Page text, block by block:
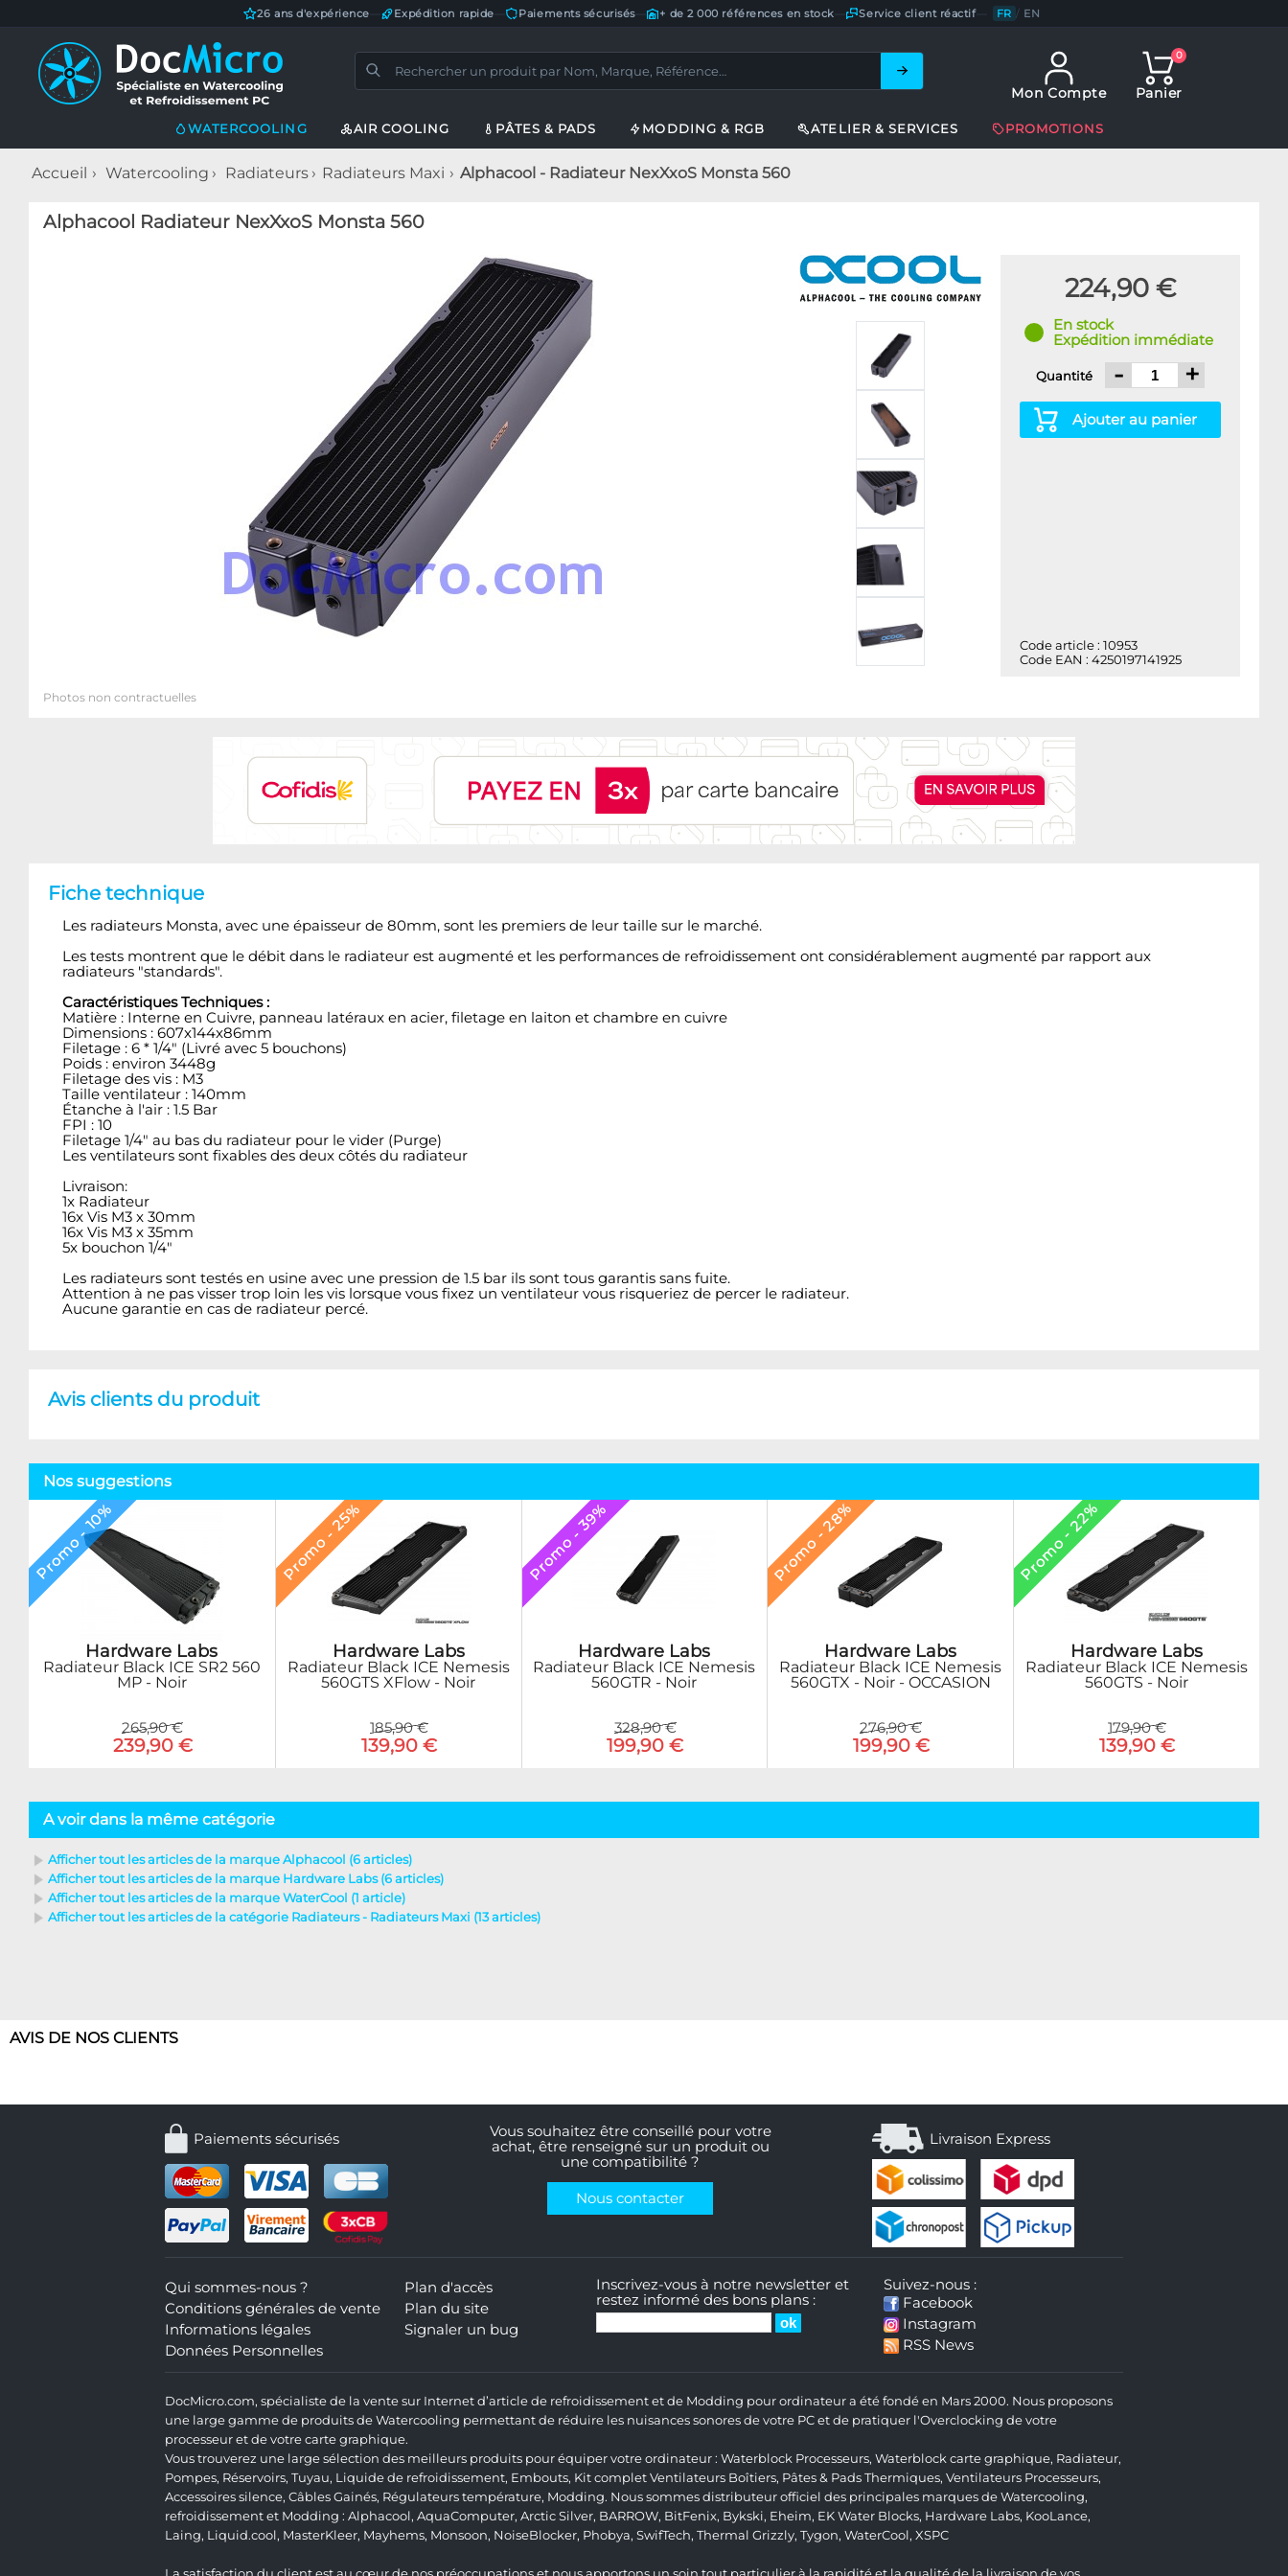
26 ans d'expérience Expédition rapide Paiements sécurisés— + de 2 000 références en stock Service client réactif— FR / EN
Mon Compte
0
Panier
WATERCOOLING AIR COOLING PÂTES & PADS MODDING & RGB ATELIER & SERVICES PROMOTIONS
Accueil Watercooling Radiateurs Radiateurs Maxi Alphacool - Radiateur NexXxoS Monsta 560
Alphacool Radiateur NexXxoS Monsta 560
224,90 €
En stock
Expédition immédiate
Quantité - +
Ajouter au panier
Code article : 10953
Code EAN : 4250197141925
Photos non contractuelles
Fiche technique
Les radiateurs Monsta, avec une épaisseur de 80mm, sont les premiers de leur taille sur le marché.
Les tests montrent que le débit dans le radiateur est augmenté et les performances de refroidissement ont considérablement augmenté par rapport aux
radiateurs "standards".
Caractéristiques Techniques :
Matière : Interne en Cuivre, panneau latéraux en acier, filetage en laiton et chambre en cuivre
Dimensions : 607x144x86mm
Filetage : 6 * 1/4" (Livré avec 5 bouchons)
Poids : environ 3448g
Filetage des vis : M3
Taille ventilateur : 140mm
Étanche à l'air : 1.5 Bar
FPI : 10
Filetage 1/4" au bas du radiateur pour le vider (Purge)
Les ventilateurs sont fixables des deux côtés du radiateur
Livraison:
1x Radiateur
16x Vis M3 x 30mm
16x Vis M3 x 35mm
5x bouchon 1/4"
Les radiateurs sont testés en usine avec une pression de 1.5 bar ils sont tous garantis sans fuite.
Attention à ne pas visser trop loin les vis lorsque vous fixez un ventilateur vous risqueriez de percer le radiateur.
Aucune garantie en cas de radiateur percé.
Avis clients du produit
Nos suggestions
Promo - 10%
Hardware Labs
Radiateur Black ICE SR2 560
MP - Noir
265,90 €
239,90 €
Promo - 25%
Hardware Labs
Radiateur Black ICE Nemesis
560GTS XFlow - Noir
185,90 €
139,90 €
Promo - 39%
Hardware Labs
Radiateur Black ICE Nemesis
560GTR - Noir
328,90 €
199,90 €
Promo - 28%
Hardware Labs
Radiateur Black ICE Nemesis
560GTX - Noir - OCCASION
276,90 €
199,90 €
Promo - 22%
Hardware Labs
Radiateur Black ICE Nemesis
560GTS - Noir
179,90 €
139,90 €
A voir dans la même catégorie
Afficher tout les articles de la marque Alphacool (6 articles)
Afficher tout les articles de la marque Hardware Labs (6 articles)
Afficher tout les articles de la marque WaterCool (1 article)
Afficher tout les articles de la catégorie Radiateurs - Radiateurs Maxi (13 articles)
AVIS DE NOS CLIENTS
Paiements sécurisés
Vous souhaitez être conseillé pour votre
achat, être renseigné sur un produit ou
une compatibilité ?
Nous contacter
Livraison Express
Qui sommes-nous ?
Conditions générales de vente
Informations légales
Données Personnelles
Plan d'accès
Plan du site
Signaler un bug
Inscrivez-vous à notre newsletter et
restez informé des bons plans :
Suivez-nous :
Facebook
Instagram
RSS News
DocMicro.com, spécialiste de la vente sur Internet d’article de refroidissement et de Modding pour ordinateur a été fondé en Mars 2000. Nous proposons
une large gamme de produits de Watercooling permettant de réduire les nuisances sonores de votre PC et de pratiquer l'Overclocking de votre
processeur et de votre carte graphique.
Vous trouverez une large sélection des meilleurs produits pour équiper votre ordinateur : Waterblock Processeurs, Waterblock carte graphique, Radiateur,
Pompes, Réservoirs, Tuyau, Liquide de refroidissement, Embouts, Kit complet Ventilateurs Boîtiers, Pâtes & Pads Thermiques, Ventilateurs Processeurs,
Accessoires silence, Câbles Gainés, Régulateurs température, Modding. Nous sommes distributeur officiel des principales marques de Watercooling,
refroidissement et Modding : Alphacool, AquaComputer, Arctic Silver, BARROW, BitFenix, Bykski, Eheim, EK Water Blocks, Hardware Labs, KooLance,
Laing, Liquid.cool, MasterKleer, Mayhems, Monsoon, NoiseBlocker, Phobya, SwifTech, Thermal Grizzly, Tygon, WaterCool, XSPC